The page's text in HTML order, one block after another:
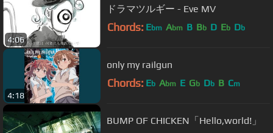
4:06
ドラマツルギー - Eve MV
Chords: Ebm Abm B Bb D Eb Db
4:18
only my railgun
Chords: Eb Abm E Gb Db B Cm
BUMP OF CHICKEN「Hello,world!」